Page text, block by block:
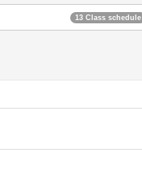
13 Class schedule